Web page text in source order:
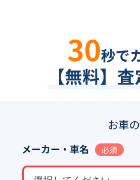
30秒で
【無料】
お車
メーカー・車名 必須